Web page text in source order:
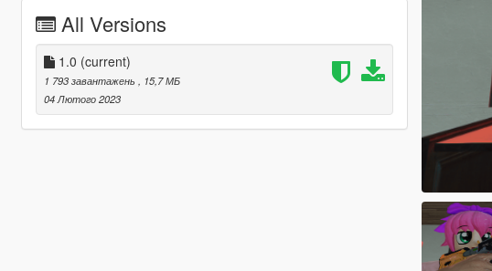
All Versions
1.0 (current)
1 793 завантажень
, 15,7 МБ
04 Лютого 2023